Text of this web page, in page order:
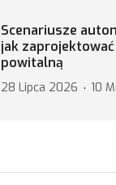
Scenariusze
jak zaprojektować
powitalną
28 Lipca 2026 10